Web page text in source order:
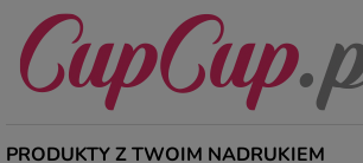
PRODUKTY Z TWOIM NADRUKIEM